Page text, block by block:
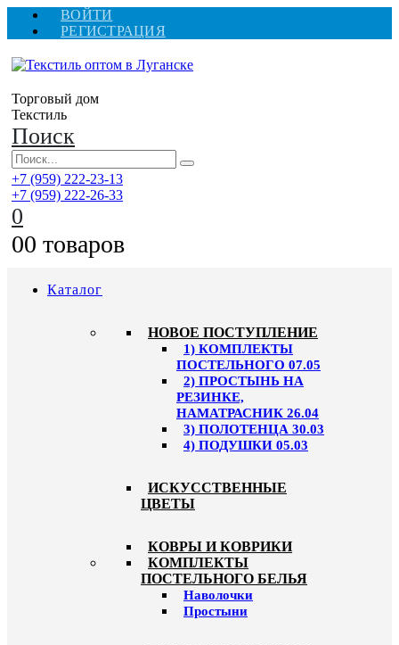
ВОЙТИ
РЕГИСТРАЦИЯ
Торговый дом
Текстиль
Поиск
+7 (959) 222-23-13
+7 (959) 222-26-33
0
00 товаров
Каталог
HОВОЕ ПОСТУПЛЕНИЕ
1) КОМПЛЕКТЫ
ПОСТЕЛЬНОГО 07.05
2) ПРОСТЫНЬ НА
РЕЗИНКЕ,
НАМАТРАСНИК 26.04
3) ПОЛОТЕНЦА 30.03
4) ПОДУШКИ 05.03
ИСКУССТВЕННЫЕ
ЦВЕТЫ
КОВРЫ И КОВРИКИ
КОМПЛЕКТЫ
ПОСТЕЛЬНОГО БЕЛЬЯ
Наволочки
Простыни